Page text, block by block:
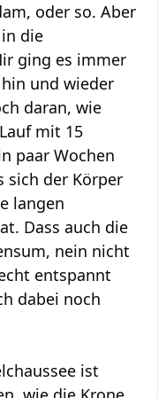
oder so. Aber
die
ging es immer
und wieder
daran, wie
mit 15
paar Wochen
sich der Körper
langen
Dass auch die
nein nicht
entspannt
dabei noch
ist